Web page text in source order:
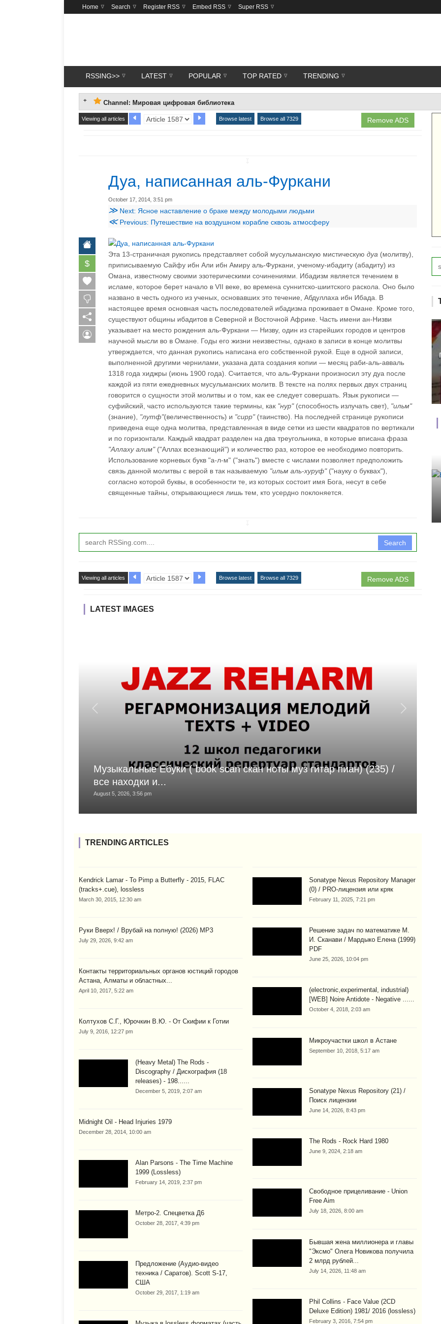
Home Search Register RSS Embed RSS Super RSS
RSSING>> LATEST POPULAR TOP RATED TRENDING
Channel: Mировая цифровая библиотека
Remove ADS
Viewing all articles Browse latest Browse all 7329
Дуа, написанная аль-Фуркани
October 17, 2014, 3:51 pm
≫ Next: Ясное наставление о браке между молодыми людьми
≪Previous: Путешествие на воздушном корабле сквозь атмосферу
$
Эта 13-страничная рукопись представляет собой мусульманскую мистическую дуа (молитву),
приписываемую Сайфу ибн Али ибн Амиру аль-Фуркани, ученому-ибадиту (абадиту) из
Омана, известному своими эзотерическими сочинениями. Ибадизм является течением в
исламе, которое берет начало в VII веке, во времена суннитско-шиитского раскола. Оно было
названо в честь одного из ученых, основавших это течение, Абдуллаха ибн Ибада. В
настоящее время основная часть последователей ибадизма проживает в Омане. Кроме того,
существуют общины ибадитов в Северной и Восточной Африке. Часть имени ан-Низви
указывает на место рождения аль-Фуркани — Низву, один из старейших городов и центров
научной мысли во в Омане. Годы его жизни неизвестны, однако в записи в конце молитвы
утверждается, что данная рукопись написана его собственной рукой. Еще в одной записи,
выполненной другими чернилами, указана дата создания копии — месяц раби-аль-авваль
1318 года хиджры (июнь 1900 года). Считается, что аль-Фуркани произносил эту дуа после
каждой из пяти ежедневных мусульманских молитв. В тексте на полях первых двух страниц
говорится о сущности этой молитвы и о том, как ее следует совершать. Язык рукописи —
суфийский, часто используются такие термины, как "нур"(способность излучать свет), "ильм"
(знание), "лутф"(величественность) и "сирр"(таинство). На последней странице рукописи
приведена еще одна молитва, представленная в виде сетки из шести квадратов по вертикали
и по горизонтали. Каждый квадрат разделен на два треугольника, в которые вписана фраза
"Аллаху алим"("Аллах всезнающий") и количество раз, которое ее необходимо повторить.
Использование корневых букв "а-л-м" ("знать") вместе с числами позволяет предположить
связь данной молитвы с верой в так называемую "ильм аль-хуруф"("науку о буквах"),
согласно которой буквы, в особенности те, из которых состоит имя Бога, несут в себе
священные тайны, открывающиеся лишь тем, кто усердно поклоняется.
Search
Remove ADS
Viewing all articles Browse latest Browse all 7329
LATEST IMAGES
Музыкальные Ебуки ( book scan скан ноты муз гитар пиан) (235) /
все находки и...
August 5, 2026, 3:56 pm
TRENDING ARTICLES
Kendrick Lamar - To Pimp a Butterfly - 2015, FLAC
(tracks+.cue), lossless
March 30, 2015, 12:30 am
Руки Вверх! / Врубай на полную! (2026) MP3
July 29, 2026, 9:42 am
Контакты территориальных органов юстиций городов
Астана, Алматы и областных...
April 10, 2017, 5:22 am
Колтухов С.Г., Юрочкин В.Ю. - От Скифии к Готии
July 9, 2016, 12:27 pm
(Heavy Metal) The Rods -
Discography / Дискография (18
releases) - 198......
December 5, 2019, 2:07 am
Midnight Oil - Head Injuries 1979
December 28, 2014, 10:00 am
Alan Parsons - The Time Machine
1999 (Lossless)
February 14, 2019, 2:37 pm
Метро-2. Спецветка Д6
October 28, 2017, 4:39 pm
Предложение (Аудио-видео
техника / Саратов). Scott S-17,
США
October 29, 2017, 1:19 am
Sonatype Nexus Repository Manager
(0) / PRO-лицензия или кряк
February 11, 2025, 7:21 pm
Решение задач по математике М.
И. Сканави / Мардыко Елена (1999)
PDF
June 25, 2026, 10:04 pm
(electronic,experimental, industrial)
[WEB] Noire Antidote - Negative ......
October 4, 2018, 2:03 am
Микроучастки школ в Астане
September 10, 2018, 5:17 am
Sonatype Nexus Repository (21) /
Поиск лицензии
June 14, 2026, 8:43 pm
The Rods - Rock Hard 1980
June 9, 2024, 2:18 am
Свободное прицеливание - Union
Free Aim
July 18, 2026, 8:00 am
Бывшая жена миллионера и главы
"Эксмо" Олега Новикова получила
2 млрд рублей...
July 14, 2026, 11:48 am
Phil Collins - Face Value (2CD
Deluxe Edition) 1981/ 2016 (lossless)
February 3, 2016, 7:54 pm